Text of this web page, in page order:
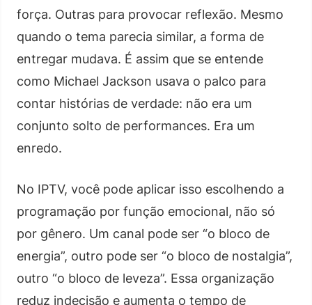
força. Outras para provocar reflexão. Mesmo
quando o tema parecia similar, a forma de
entregar mudava. É assim que se entende
como Michael Jackson usava o palco para
contar histórias de verdade: não era um
conjunto solto de performances. Era um
enredo.
No IPTV, você pode aplicar isso escolhendo a
programação por função emocional, não só
por gênero. Um canal pode ser “o bloco de
energia”, outro pode ser “o bloco de nostalgia”,
outro “o bloco de leveza”. Essa organização
reduz indecisão e aumenta o tempo de